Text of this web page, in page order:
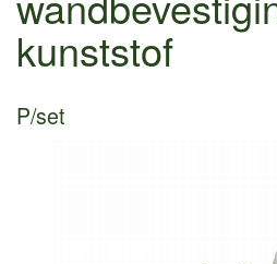
kunststof
P/set